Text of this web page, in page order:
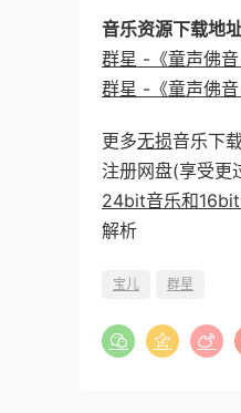
音乐资源下载地址
群星 -《童声佛
群星 -《童声佛
更多无损音乐下
注册网盘(享受更
24bit音乐和
解析
宝儿 群星